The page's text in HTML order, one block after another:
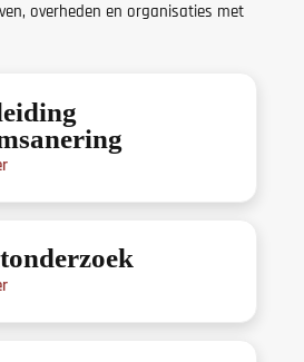
overheden en organisaties met